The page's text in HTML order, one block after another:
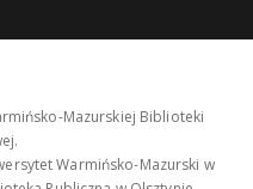
Mazurskiej Biblioteki
Warmińsko-Mazurski w